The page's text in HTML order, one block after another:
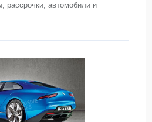
рассрочки, автомобили и